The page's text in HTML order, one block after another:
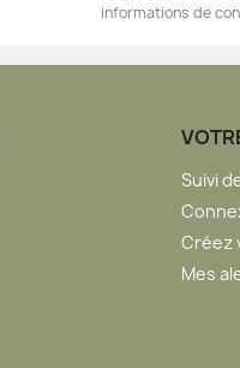
informations de
Suivi
Créez
Mes